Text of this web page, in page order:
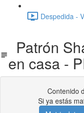
Despedida -
Patrón
en casa -
Contenido
Si ya estás